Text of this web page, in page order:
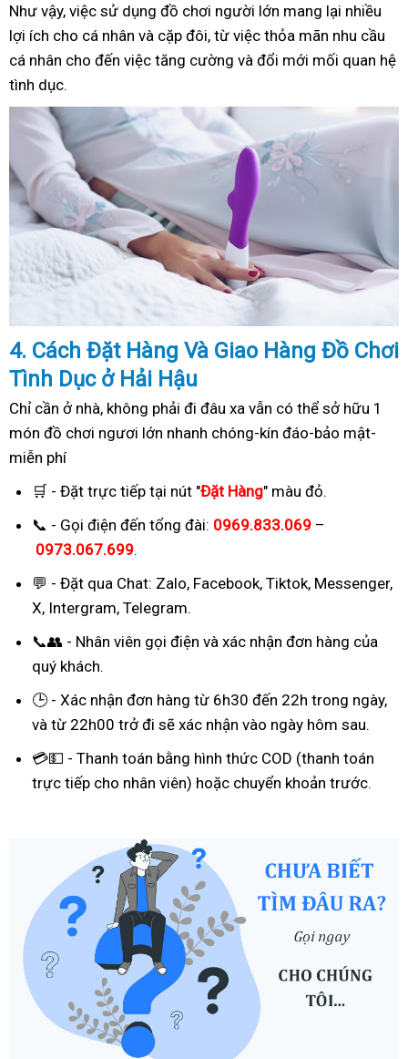
Như vậy, việc sử dụng đồ chơi người lớn mang lại nhiều
lợi ích cho cá nhân và cặp đôi, từ việc thỏa mãn nhu cầu
cá nhân cho đến việc tăng cường và đổi mới mối quan hệ
tình dục.
4. Cách Đặt Hàng Và Giao Hàng Đồ Chơi
Tình Dục ở Hải Hậu
Chỉ cần ở nhà, không phải đi đâu xa vẫn có thể sở hữu 1
món đồ chơi ngươi lớn nhanh chóng-kín đáo-bảo mật-
miễn phí
🛒 - Đặt trực tiếp tại nút "Đặt Hàng" màu đỏ.
📞 - Gọi điện đến tổng đài: 0969.833.069 –
0973.067.699.
💬 - Đặt qua Chat: Zalo, Facebook, Tiktok, Messenger,
X, Intergram, Telegram.
📞👥 - Nhân viên gọi điện và xác nhận đơn hàng của
quý khách.
🕒 - Xác nhận đơn hàng từ 6h30 đến 22h trong ngày,
và từ 22h00 trở đi sẽ xác nhận vào ngày hôm sau.
💳💵 - Thanh toán bằng hình thức COD (thanh toán
trực tiếp cho nhân viên) hoặc chuyển khoản trước.